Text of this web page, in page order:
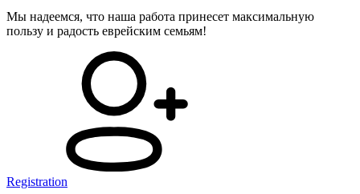
Мы надеемся, что наша работа принесет максимальную
пользу и радость еврейским семьям!
Registration